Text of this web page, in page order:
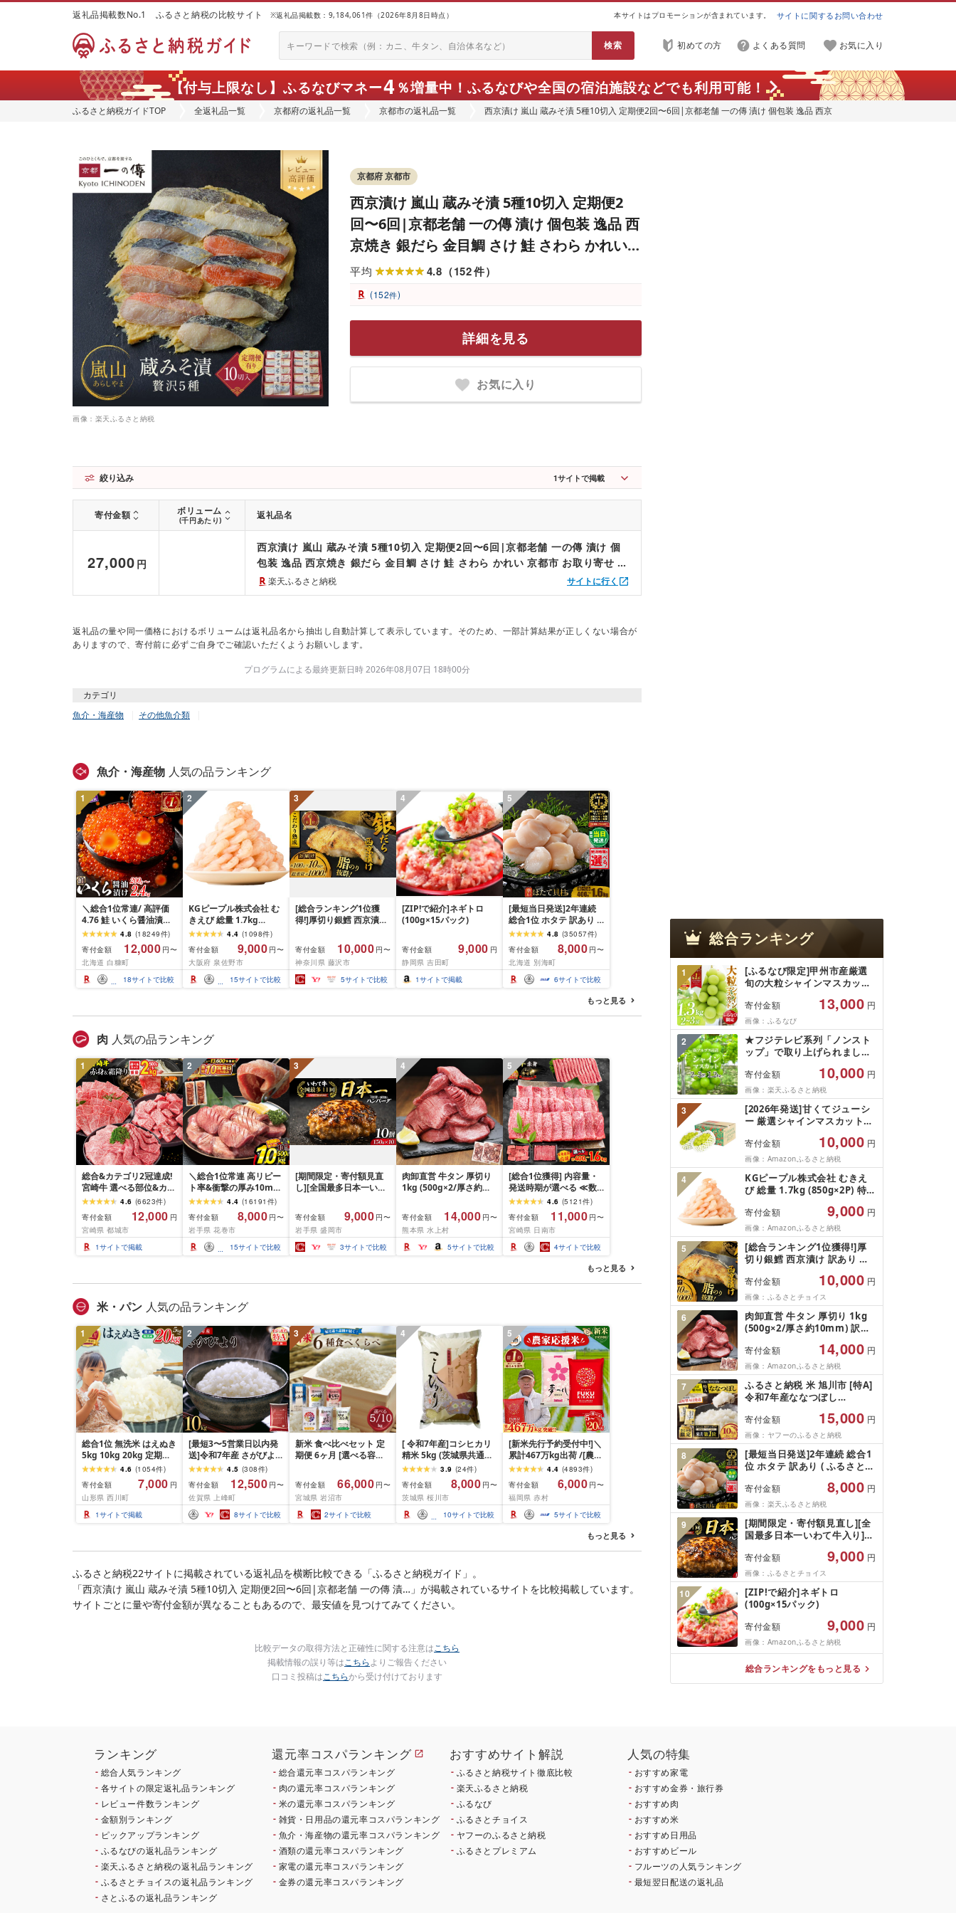
返礼品掲載数No.1 ふるさと納税の比較サイト ※返礼品掲載数：9,184,061件（2026年8月8日時点） 本サイトはプロモーションが含まれています。 サイトに関するお問い合わせ
初めての方 よくある質問 お気に入り
【付与上限なし】ふるなびマネー4％増量中！ ふるなびや全国の宿泊施設などでも利用可能！
ふるさと納税ガイドTOP 全返礼品一覧 京都府の返礼品一覧 京都市の返礼品一覧
西京漬け 嵐山 蔵みそ漬 5種10切入 定期便2回〜6回|京都老舗 一の傳 漬け 個包装 逸品 西京
画像：楽天ふるさと納税
京都府 京都市
西京漬け 嵐山 蔵みそ漬 5種10切入 定期便2
回〜6回|京都老舗 一の傳 漬け 個包装 逸品 西
京焼き 銀だら 金目鯛 さけ 鮭 さわら かれい
京都市 お取り寄せ グルメ ご当地グルメ 味噌
漬け レビュー高評価 贈答 ギフト
平均 4.8 （152件）
(152件)
詳細を見る
お気に入り
絞り込み 1サイトで掲載
寄付金額 ボリューム
(千円あたり) 返礼品名
27,000 円
楽天ふるさと納税
西京漬け 嵐山 蔵みそ漬 5種10切入 定期便2回〜6回|京都老舗 一の傳 漬け 個
包装 逸品 西京焼き 銀だら 金目鯛 さけ 鮭 さわら かれい 京都市 お取り寄せ グ
ルメ ご当地グルメ 味噌漬け レビュー高評価 贈答 ギフト
サイトに行く
返礼品の量や同一価格におけるボリュームは返礼品名から抽出し自動計算して表示しています。そのため、一部計算結果が正しくない場合が
ありますので、寄付前に必ずご自身でご確認いただくようお願いします。
プログラムによる最終更新日時 2026年08月07日 18時00分
カテゴリ
魚介・海産物
その他魚介類
魚介・海産物 人気の品ランキング
1
＼総合1位常連/ 高評価
4.76 鮭 いくら醤油漬け
ふるさと納税 いくら
200g / 400g / 800g /
1.6kg / 2.4kg 200g パッ
ク[選べる容量] 醤油漬け
海鮮 イクラ 小分け ふる
さと ランキング 人気 ギ
4.8 (18249件)
寄付金額
12,000 円〜
北海道 白糠町
18サイトで比較
2
KGピープル株式会社 む
きえび 総量 1.7kg
(850g×2P) 特大 5Lサイ
ズ バナメイエビ バラ凍
結 下処理不要 サイズ不
揃い 訳あり
4.4 (1098件)
寄付金額
9,000 円〜
大阪府 泉佐野市
15サイトで比較
3
[総合ランキング1位獲
得!]厚切り銀鱈 西京漬け
約 1,000g (約 100g × 10
切) 西京味噌 西京みそ 味
噌漬け みそ 味噌 鮮魚 魚
介 銀だら 銀ダラ ギンダ
ラ ぎんだら 鱈 タラ 魚
10000円 魚喜 神奈川 湘
南 藤沢
寄付金額 10,000 円〜
神奈川県 藤沢市
5サイトで比較
4
[ZIP!で紹介]ネギトロ
(100g×15パック)
寄付金額 9,000 円
静岡県 吉田町
1サイトで掲載
5
[最短当日発送]2年連続
総合1位 ホタテ 訳あり (
ふるさと納税 ほたて ふ
るさと納税 訳あり 帆立
ふるさと わけあり ホタ
テ貝柱 貝 人気 不揃い 刺
身 規格外 魚介 ランキン
グ 海鮮 冷凍 発送時期が
選べる 北海道 別海町 )
4.8 (35057件)
寄付金額
8,000 円〜
北海道 別海町
6サイトで比較
もっと見る
肉 人気の品ランキング
1
総合&カテゴリ2冠達成!
宮崎牛 選べる部位&カッ
ト (赤身&霜降り)or(赤身
のみ) 500g 1kg 2kg[発
送時期が選べる] 牛肉 焼
肉 すき焼き しゃぶしゃ
ぶ ステーキ ギフト お中
4.6 (6623件)
寄付金額
12,000 円
宮崎県 都城市
1サイトで掲載
2
＼総合1位常連 高リピー
ト率&衝撃の厚み10mm
厚切り牛タン 塩味/ ≪ス
ピード発送!!10営業日以
内発送≫ 選べる内容量
500g / 1kg 定期便 毎月
届く 牛肉 肉 BBQ ふるさ
と 人気 ランキング 岩手
4.4 (16191 件)
寄付金額
8,000 円〜
岩手県 花巻市
15サイトで比較
3
[期間限定・寄付額見直
し][全国最多日本一いわ
1.5kg(150g×10個) いわ
て牛 × 岩中豚 ハンバー
グ 合挽き 合い挽き 黒毛
和牛 人気 冷凍 個包装 小
分け 冷凍 牛肉 豚肉 和牛
岡 shikoku001k
寄付金額 9,000 円〜
岩手県 盛岡市
3サイトで比較
4
肉卸直営 牛タン 厚切り
1kg (500g×2/厚さ約
牛肉 焼肉 冷凍 スライス
業務用 バーベキュー
BBQ おつまみ ギフト お
祝い お中元 夏ギフト
寄付金額 14,000 円〜
熊本県 水上村
5サイトで比較
5
[総合1位獲得] 内容量・
発送時期が選べる ≪数
量限定≫ 宮崎牛 赤身 ス
ライス 焼肉 国産 肉 牛肉
薄切り 黒毛和牛 A4 A5
人気 小分け 焼き肉 すき
焼き しゃぶしゃぶ 牛丼
BBQ ギフト 贈り物 おす
すめ 畜産農家応援 ミヤ
4.6 (5121件)
寄付金額
11,000 円〜
宮崎県 日南市
4サイトで比較
もっと見る
米・パン 人気の品ランキング
1
総合1位 無洗米 はえぬき
5kg 10kg 20kg 定期便
も選べる レビュー高評
価 山形県産 令和7年産
選べる内容量 発送時期
定期便 3ヶ月 6ヶ月 3回
6回 3か月 6か月 ランキ
4.6 (1054件)
寄付金額
7,000 円
山形県 西川町
1サイトで掲載
2
[最短3〜5営業日以内発
送]令和7年産 さがびより
佐賀県産(精米)10kg
4.5 (308件)
寄付金額
12,500 円〜
佐賀県 上峰町
8サイトで比較
3
新米 食べ比べセット 定
期便 6ヶ月 [選べる容量]
ん つきあかり つや姫 に
じのきらめき だて正夢
ひとめぼれ ササニシキ
セット 銘柄米 味比べ バ
リエーション お楽しみ
寄付金額 66,000 円〜
宮城県 岩沼市
2サイトで比較
4
[ 令和7年産]コシヒカリ
精米 5kg (茨城県共通返
礼品 かすみがうら市) 米
ごはん もっちり 甘い コ
メ お米 白米
3.9 (24件)
寄付金額
8,000 円〜
茨城県 桜川市
10サイトで比較
5
[新米先行予約受付中!]＼
累計467万kg出荷 /[農家
応援米]訳あり 令和7年産
令和8年産ふくきらり 夢
つくし 5kg 10kg 15kg
20kg [選べる品種・内容
量・出荷時期]複数原料
米 白米 精米 国産 限定
ごはん ご飯 白飯 米 お米
4.4 (4893件)
寄付金額
6,000 円〜
福岡県 赤村
5サイトで比較
もっと見る
ふるさと納税22サイトに掲載されている返礼品を横断比較できる「ふるさと納税ガイド」。
「西京漬け 嵐山 蔵みそ漬 5種10切入 定期便2回〜6回|京都老舗 一の傳 漬…」が掲載されているサイトを比較掲載しています。
サイトごとに量や寄付金額が異なることもあるので、最安値を見つけてみてください。
比較データの取得方法と正確性に関する注意はこちら
掲載情報の誤り等はこちらよりご報告ください
口コミ投稿はこちらから受け付けております
総合ランキング
1
[ふるなび限定]甲州市産厳選
旬の大粒シャインマスカット
(MG)B12-472 FN-Limited-
VO シャインマスカット フル
ーツ
寄付金額 13,000 円
画像：ふるなび
2
★フジテレビ系列「ノンスト
ップ」で取り上げられました!
ルプス市産シャインマスカッ
ト1.2kg以上(2〜3房)ふるさと
納税 おすすめ 山梨県 南アル
プス市 送料無料 AL
寄付金額 10,000 円
画像：楽天ふるさと納税
3
[2026年発送]甘くてジューシ
ー 厳選シャインマスカット
日)から10月下旬までの発送)
フルーツ ぶどう 果物 山梨県
産 2026 旬 大粒 高級 ブドウ
葡萄 富士吉田市
寄付金額 10,000 円
画像：Amazonふるさと納税
4
KGピープル株式会社 むきえ
び 総量 1.7kg (850g×2P) 特大
凍結 下処理不要 サイズ不揃い
訳あり
寄付金額 9,000 円
画像：Amazonふるさと納税
5
[総合ランキング1位獲得!]厚
切り銀鱈 西京漬け 訳あり 銀
100g × 10切) 西京味噌 西京み
そ 味噌漬け みそ 味噌 鮮魚 魚
介 銀だら 銀ダラ ギンダラ ぎ
んだら 鱈 タラ 魚 西京焼き 西
京漬 西京やき 冷凍 厳選 鮮魚
漬け魚 漬魚 新鮮 小分け 人気
返礼品 おかず おつまみ お酒
のあて 家計応援 10000円 魚
喜 神奈川 湘南 藤沢
寄付金額 10,000 円
画像：ふるさとチョイス
6
肉卸直営 牛タン 厚切り 1kg
(500g×2/厚さ約10mm) 訳あ
ライス 業務用 バーベキュー
BBQ おつまみ ギフト お祝い
お中元 夏ギフト
寄付金額 14,000 円
画像：Amazonふるさと納税
7
ふるさと納税 米 旭川市 [特A]
令和7年産ななつぼし
お米[さとふる限定]_05957
寄付金額 15,000 円
画像：ヤフーのふるさと納税
8
[最短当日発送]2年連続 総合1
位 ホタテ 訳あり ( ふるさと納
り 帆立 ふるさと わけあり ホ
タテ貝柱 貝 人気 不揃い 刺身
規格外 魚介 ランキング 海鮮
冷凍 発送時期が選べる 北海道
別海町 )(クラウドファンディ
ング対象)
寄付金額 8,000 円
画像：楽天ふるさと納税
9
[期間限定・寄付額見直し][全
国最多日本一いわて牛入り]ハ
いわて牛 × 岩中豚 ハンバーグ
合挽き 合い挽き 黒毛和牛 人
気 冷凍 個包装 小分け 冷凍 牛
肉 豚肉 和牛 ビーフ ポーク は
んばーぐ 挽肉 お肉 ミンチ 肉
お弁当 hannba-gu ランキン
グ 1位 1万円以下 岩手県 盛岡
市 東北 岩手 盛岡
shikoku001k
寄付金額 9,000 円
画像：ふるさとチョイス
10
[ZIP!で紹介]ネギトロ
(100g×15パック)
寄付金額 9,000 円
画像：Amazonふるさと納税
総合ランキングをもっと見る
ランキング
総合人気ランキング
各サイトの限定返礼品ランキング
レビュー件数ランキング
金額別ランキング
ピックアップランキング
ふるなびの返礼品ランキング
楽天ふるさと納税の返礼品ランキング
ふるさとチョイスの返礼品ランキング
さとふるの返礼品ランキング
還元率コスパランキング
総合還元率コスパランキング
肉の還元率コスパランキング
米の還元率コスパランキング
雑貨・日用品の還元率コスパランキング
魚介・海産物の還元率コスパランキング
酒類の還元率コスパランキング
家電の還元率コスパランキング
金券の還元率コスパランキング
おすすめサイト解説
ふるさと納税サイト徹底比較
楽天ふるさと納税
ふるなび
ふるさとチョイス
ヤフーのふるさと納税
ふるさとプレミアム
人気の特集
おすすめ家電
おすすめ金券・旅行券
おすすめ肉
おすすめ米
おすすめ日用品
おすすめビール
フルーツの人気ランキング
最短翌日配送の返礼品